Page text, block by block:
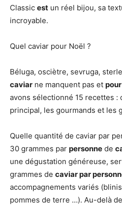
Classic est un réel bijou, sa
incroyable.
Quel caviar pour Noël ?
Béluga, osciètre, sevruga,
caviar ne manquent pas et pour
avons sélectionné 15 recettes :
principal, les gourmands et les
Quelle quantité de caviar par
30 grammes par personne de
une dégustation généreuse,
grammes de caviar par
accompagnements variés
pommes de terre …). Au-delà